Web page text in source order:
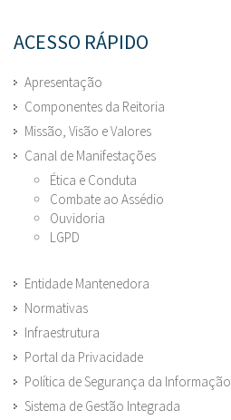
ACESSO RÁPIDO
Apresentação
Componentes da Reitoria
Missão, Visão e Valores
Canal de Manifestações
Ética e Conduta
Combate ao Assédio
Ouvidoria
LGPD
Entidade Mantenedora
Normativas
Infraestrutura
Portal da Privacidade
Política de Segurança da Informação
Sistema de Gestão Integrada